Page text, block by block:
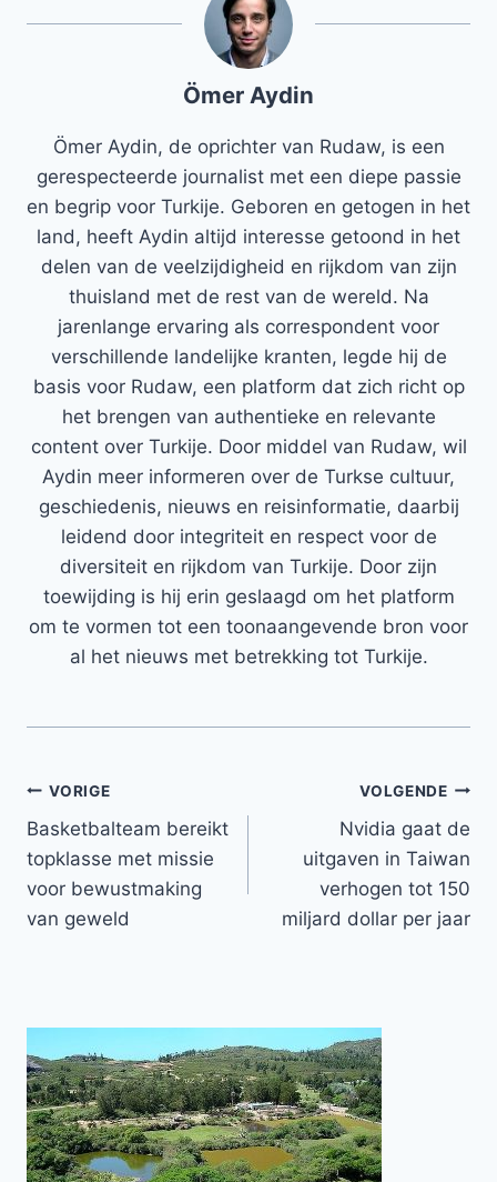
Ömer Aydin
Ömer Aydin, de oprichter van Rudaw, is een
gerespecteerde journalist met een diepe passie
en begrip voor Turkije. Geboren en getogen in het
land, heeft Aydin altijd interesse getoond in het
delen van de veelzijdigheid en rijkdom van zijn
thuisland met de rest van de wereld. Na
jarenlange ervaring als correspondent voor
verschillende landelijke kranten, legde hij de
basis voor Rudaw, een platform dat zich richt op
het brengen van authentieke en relevante
content over Turkije. Door middel van Rudaw, wil
Aydin meer informeren over de Turkse cultuur,
geschiedenis, nieuws en reisinformatie, daarbij
leidend door integriteit en respect voor de
diversiteit en rijkdom van Turkije. Door zijn
toewijding is hij erin geslaagd om het platform
om te vormen tot een toonaangevende bron voor
al het nieuws met betrekking tot Turkije.
Bericht
navigatie
VORIGE
Basketbalteam bereikt
topklasse met missie
voor bewustmaking
van geweld
VOLGENDE
Nvidia gaat de
uitgaven in Taiwan
verhogen tot 150
miljard dollar per jaar